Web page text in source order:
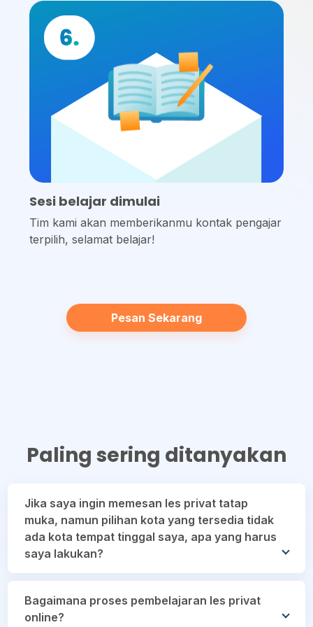
Sesi belajar dimulai
Tim kami akan memberikanmu kontak pengajar
terpilih, selamat belajar!
Pesan Sekarang
Paling sering ditanyakan
Jika saya ingin memesan les privat tatap
muka, namun pilihan kota yang tersedia tidak
ada kota tempat tinggal saya, apa yang harus
saya lakukan?
kamu tetap ingin melakukan les privat tatap muka
silakan isi formulir dengan link berikut
Bagaimana proses pembelajaran les privat
online?